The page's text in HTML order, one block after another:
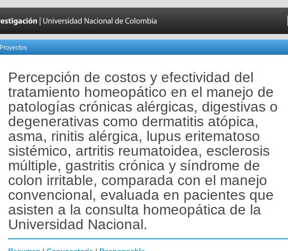
Proyectos
Percepción de costos y efectividad del
tratamiento homeopático en el manejo de
patologías crónicas alérgicas, digestivas o
degenerativas como dermatitis atópica,
asma, rinitis alérgica, lupus eritematoso
sistémico, artritis reumatoidea, esclerosis
múltiple, gastritis crónica y síndrome de
colon irritable, comparada con el manejo
convencional, evaluada en pacientes que
asisten a la consulta homeopática de la
Universidad Nacional.